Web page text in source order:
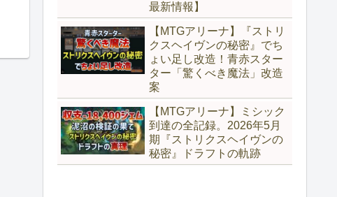
最新情報】
【MTGアリーナ】『ストリ
クスヘイヴンの秘密』でち
ょい足し改造！青赤スター
ター「驚くべき魔法」改造
案
【MTGアリーナ】ミシック
到達の全記録。2026年5月
期『ストリクスヘイヴンの
秘密』ドラフトの軌跡